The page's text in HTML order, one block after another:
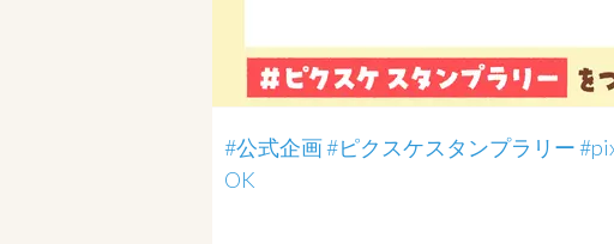
#公式企画#ピクスケスタンプラリー
OK